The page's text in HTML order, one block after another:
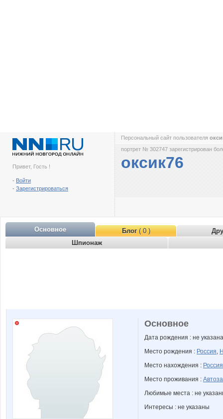
Привет, Гость !
- Войти
- Зарегистрироваться
Персональный сайт пользователя
портрет № 302747 зарегистрирован
оксик76
Основное Блог( 0 )
Шпионаж
Основное
Дата рождения : не указана
Место рождения : Россия,
Место нахождения : Россия
Место проживания :
Любимые места : не
Интересы : не указаны